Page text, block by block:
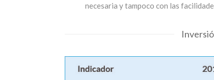
necesaria y tampoco con las